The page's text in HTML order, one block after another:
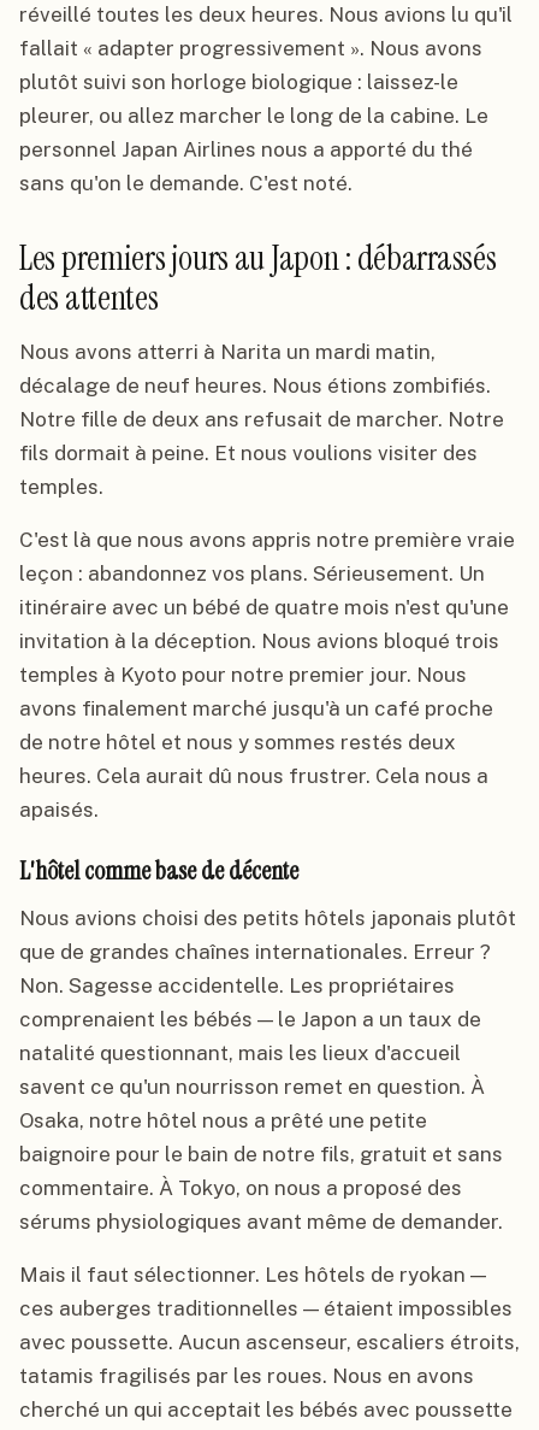
réveillé toutes les deux heures. Nous avions lu qu'il
fallait « adapter progressivement ». Nous avons
plutôt suivi son horloge biologique : laissez-le
pleurer, ou allez marcher le long de la cabine. Le
personnel Japan Airlines nous a apporté du thé
sans qu'on le demande. C'est noté.
Les premiers jours au Japon : débarrassés
des attentes
Nous avons atterri à Narita un mardi matin,
décalage de neuf heures. Nous étions zombifiés.
Notre fille de deux ans refusait de marcher. Notre
fils dormait à peine. Et nous voulions visiter des
temples.
C'est là que nous avons appris notre première vraie
leçon : abandonnez vos plans. Sérieusement. Un
itinéraire avec un bébé de quatre mois n'est qu'une
invitation à la déception. Nous avions bloqué trois
temples à Kyoto pour notre premier jour. Nous
avons finalement marché jusqu'à un café proche
de notre hôtel et nous y sommes restés deux
heures. Cela aurait dû nous frustrer. Cela nous a
apaisés.
L'hôtel comme base de décente
Nous avions choisi des petits hôtels japonais plutôt
que de grandes chaînes internationales. Erreur ?
Non. Sagesse accidentelle. Les propriétaires
comprenaient les bébés — le Japon a un taux de
natalité questionnant, mais les lieux d'accueil
savent ce qu'un nourrisson remet en question. À
Osaka, notre hôtel nous a prêté une petite
baignoire pour le bain de notre fils, gratuit et sans
commentaire. À Tokyo, on nous a proposé des
sérums physiologiques avant même de demander.
Mais il faut sélectionner. Les hôtels de ryokan —
ces auberges traditionnelles — étaient impossibles
avec poussette. Aucun ascenseur, escaliers étroits,
tatamis fragilisés par les roues. Nous en avons
cherché un qui acceptait les bébés avec poussette